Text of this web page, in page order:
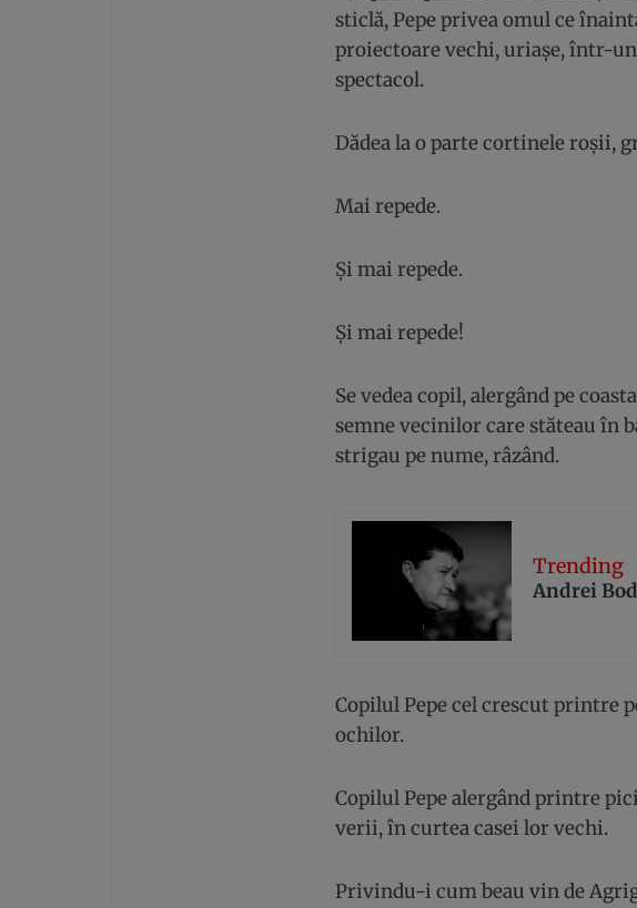
sticlă, Pepe privea omul ce
proiectoare vechi, uriașe, într-
spectacol.
Dădea la o parte cortinele roșii,
Mai repede.
Și mai repede.
Și mai repede!
Se vedea copil, alergând pe
semne vecinilor care stăteau în
strigau pe nume, râzând.
Trending
Andrei
Copilul Pepe cel crescut printre
ochilor.
Copilul Pepe alergând printre
verii, în curtea casei lor vechi.
Privindu-i cum beau vin de